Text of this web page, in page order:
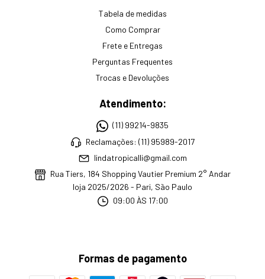
Tabela de medidas
Como Comprar
Frete e Entregas
Perguntas Frequentes
Trocas e Devoluções
Atendimento:
(11) 99214-9835
Reclamações: (11) 95989-2017
lindatropicalli@gmail.com
Rua Tiers, 184 Shopping Vautier Premium 2° Andar
loja 2025/2026 - Pari, São Paulo
09:00 ÀS 17:00
Formas de pagamento